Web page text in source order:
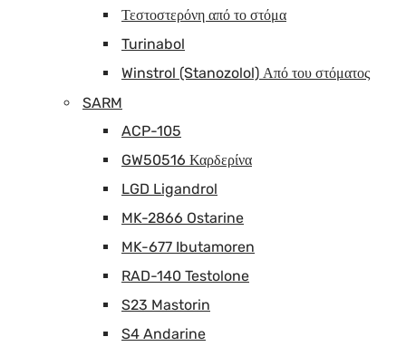
Τεστοστερόνη από το στόμα
Turinabol
Winstrol (Stanozolol) Από του στόματος
SARM
ACP-105
GW50516 Καρδερίνα
LGD Ligandrol
MK-2866 Ostarine
MK-677 Ibutamoren
RAD-140 Testolone
S23 Mastorin
S4 Andarine